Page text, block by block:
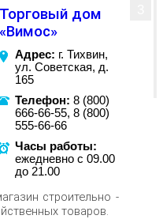
Торговый дом
«Вимос»
Адрес: г. Тихвин,
ул. Советская, д.
165
Телефон: 8 (800)
666-66-55, 8 (800)
555-66-66
Часы работы:
ежедневно с 09.00
до 21.00
строительно -
товаров.